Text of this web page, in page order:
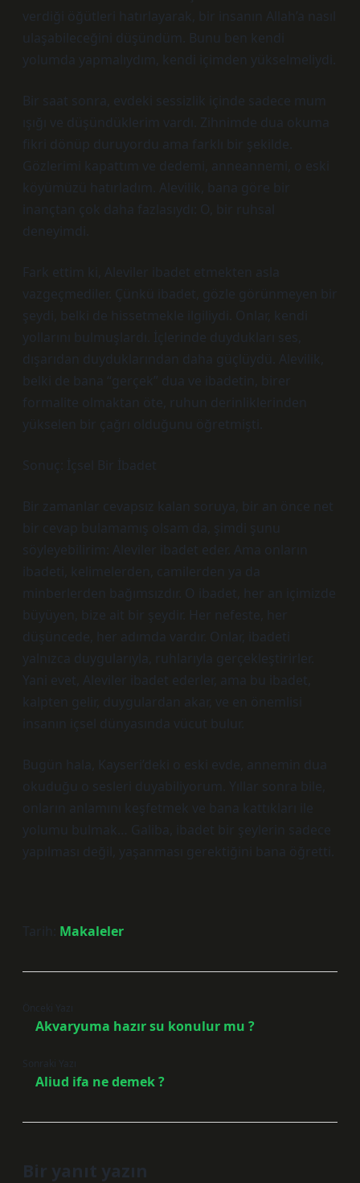
verdiği öğütleri hatırlayarak, bir insanın Allah’a nasıl
ulaşabileceğini düşündüm. Bunu ben kendi
yolumda yapmalıydım, kendi içimden yükselmeliydi.
Bir saat sonra, evdeki sessizlik içinde sadece mum
ışığı ve düşündüklerim vardı. Zihnimde dua okuma
fikri dönüp duruyordu ama farklı bir şekilde.
Gözlerimi kapattım ve dedemi, anneannemi, o eski
köyümüzü hatırladım. Alevilik, bana göre bir
inançtan çok daha fazlasıydı: O, bir ruhsal
deneyimdi.
Fark ettim ki, Aleviler ibadet etmekten asla
vazgeçmediler. Çünkü ibadet, gözle görünmeyen bir
şeydi, belki de hissetmekle ilgiliydi. Onlar, kendi
yollarını bulmuşlardı. İçlerinde duydukları ses,
dışarıdan duyduklarından daha güçlüydü. Alevilik,
belki de bana “gerçek” dua ve ibadetin, birer
formalite olmaktan öte, ruhun derinliklerinden
yükselen bir çağrı olduğunu öğretmişti.
Sonuç: İçsel Bir İbadet
Bir zamanlar cevapsız kalan soruya, bir an önce net
bir cevap bulamamış olsam da, şimdi şunu
söyleyebilirim: Aleviler ibadet eder. Ama onların
ibadeti, kelimelerden, camilerden ya da
minberlerden bağımsızdır. O ibadet, her an içimizde
büyüyen, bize ait bir şeydir. Her nefeste, her
düşüncede, her adımda vardır. Onlar, ibadeti
yalnızca duygularıyla, ruhlarıyla gerçekleştirirler.
Yani evet, Aleviler ibadet ederler, ama bu ibadet,
kalpten gelir, duygulardan akar, ve en önemlisi
insanın içsel dünyasında vücut bulur.
Bugün hala, Kayseri’deki o eski evde, annemin dua
okuduğu o sesleri duyabiliyorum. Yıllar sonra bile,
onların anlamını keşfetmek ve bana kattıkları ile
yolumu bulmak… Galiba, ibadet bir şeylerin sadece
yapılması değil, yaşanması gerektiğini bana öğretti.
Tarih: Makaleler
Önceki Yazı
Akvaryuma hazır su konulur mu ?
Sonraki Yazı
Aliud ifa ne demek ?
Bir yanıt yazın